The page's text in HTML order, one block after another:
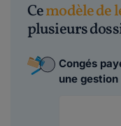
Cemodèle de
plusieurs
Congés
une gestion